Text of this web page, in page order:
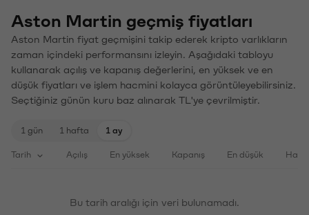
Aston Martin geçmiş fiyatları
Aston Martin fiyat geçmişini takip ederek kripto varlıkların
zaman içindeki performansını izleyin. Aşağıdaki tabloyu
kullanarak açılış ve kapanış değerlerini, en yüksek ve en
düşük fiyatları ve işlem hacmini kolayca görüntüleyebilirsiniz.
Seçtiğiniz günün kuru baz alınarak TL'ye çevrilmiştir.
1 gün 1 hafta 1 ay
Tarih Açılış En yüksek Kapanış En düşük
Bu tarih aralığı için veri bulunamadı.